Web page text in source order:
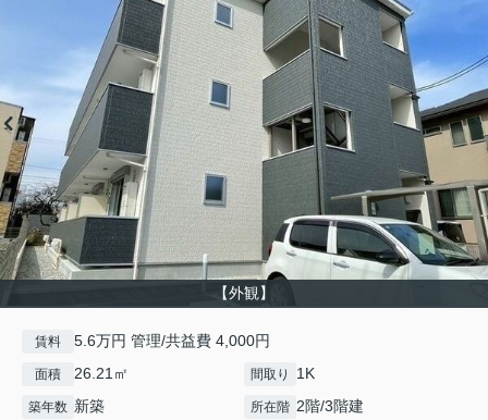
【外観】
賃料 5.6万円 管理/共益費 4,000円
面積 26.21㎡ 間取り 1K
築年数 新築 所在階 2階/3階建